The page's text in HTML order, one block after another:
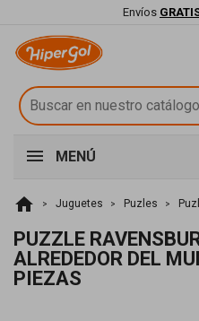
Envíos
MENÚ
home Juguetes Puzles
PUZZLE
ALREDEDOR DEL
PIEZAS